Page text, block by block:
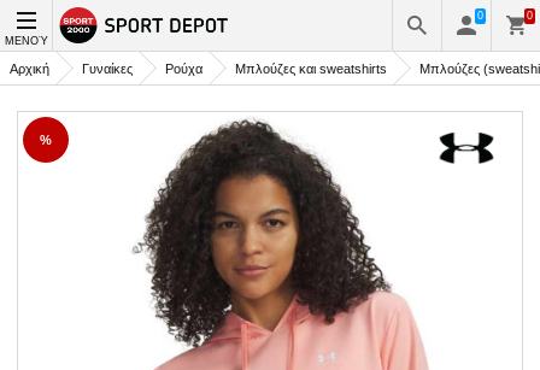
ΜΕΝΟΎ
0 0
Αρχική Γυναίκες Ρούχα Μπλούζες και sweatshirts Μπλούζες
%